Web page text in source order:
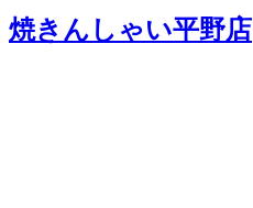
焼きんしゃい平野店